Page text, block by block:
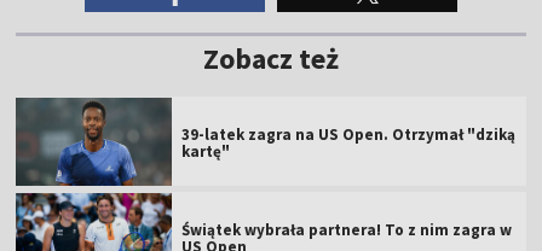
Zobacz też
39-latek zagra na US Open. Otrzymał "dziką
kartę"
Świątek wybrała partnera! To z nim zagra w
US Open